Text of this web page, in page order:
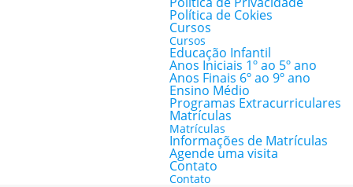
Política de Cokies
Cursos
Cursos
Educação Infantil
Anos Iniciais 1º ao 5º ano
Anos Finais 6º ao 9º ano
Ensino Médio
Programas Extracurriculares
Matrículas
Matrículas
Informações de Matrículas
Agende uma visita
Contato
Contato